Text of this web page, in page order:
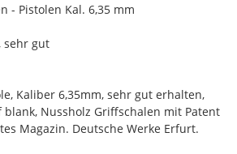
- Pistolen Kal. 6,35 mm
sehr gut
Kaliber 6,35mm, sehr gut erhalten,
Nussholz Griffschalen mit Patent
Magazin. Deutsche Werke Erfurt.